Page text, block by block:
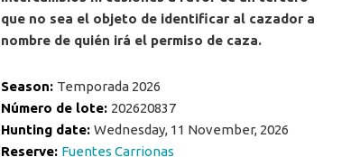
que no sea el objeto de identificar al cazador a
nombre de quién irá el permiso de caza.
Season: Temporada 2026
Número de lote: 202620837
Hunting date: Wednesday, 11 November, 2026
Reserve: Fuentes Carrionas